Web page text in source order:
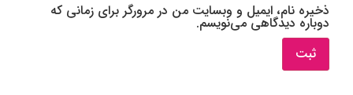
ذخیره نام، ایمیل و وبسایت من در مرورگر برای زمانی که
دوباره دیدگاهی می‌نویسم.